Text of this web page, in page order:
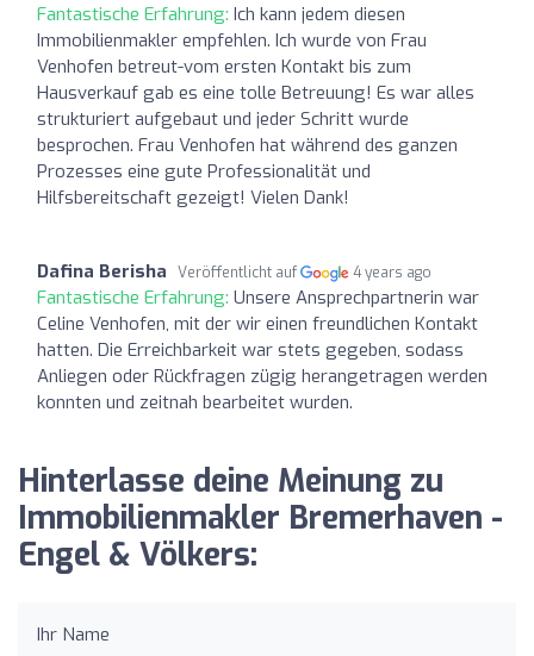
Fantastische Erfahrung: Ich kann jedem diesen
Immobilienmakler empfehlen. Ich wurde von Frau
Venhofen betreut-vom ersten Kontakt bis zum
Hausverkauf gab es eine tolle Betreuung! Es war alles
strukturiert aufgebaut und jeder Schritt wurde
besprochen. Frau Venhofen hat während des ganzen
Prozesses eine gute Professionalität und
Hilfsbereitschaft gezeigt! Vielen Dank!
Dafina Berisha Veröffentlicht auf 4 years ago
Fantastische Erfahrung: Unsere Ansprechpartnerin war
Celine Venhofen, mit der wir einen freundlichen Kontakt
hatten. Die Erreichbarkeit war stets gegeben, sodass
Anliegen oder Rückfragen zügig herangetragen werden
konnten und zeitnah bearbeitet wurden.
Hinterlasse deine Meinung zu
Immobilienmakler Bremerhaven -
Engel & Völkers:
Ihr Name